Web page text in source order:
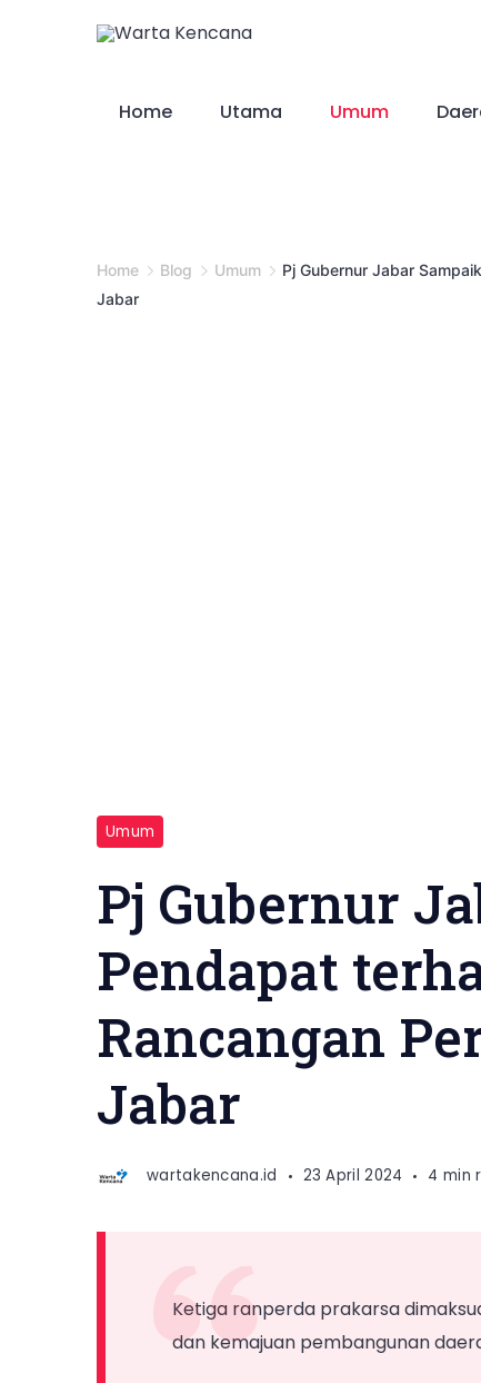
Home
Utama Umum
Home Blog Umum
Pj Gubernur Jabar
Jabar
Umum
Pj Gubernur
Pendapat
Rancangan
Jabar
wartakencana.id 23 April 2024 4 min
Ketiga ranperda prakarsa
dan kemajuan pembangunan